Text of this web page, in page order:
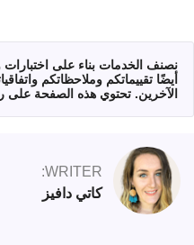
نصنف الخدمات بناء على اختبارات
أيضًا تقييماتكم وملاحظاتكم
الآخرين. تحتوي هذه الصفحة على
WRITER:
كاتي دافيز